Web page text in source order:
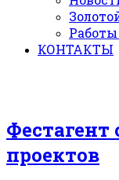
КОНТАКТЫ
Фестагент
проектов